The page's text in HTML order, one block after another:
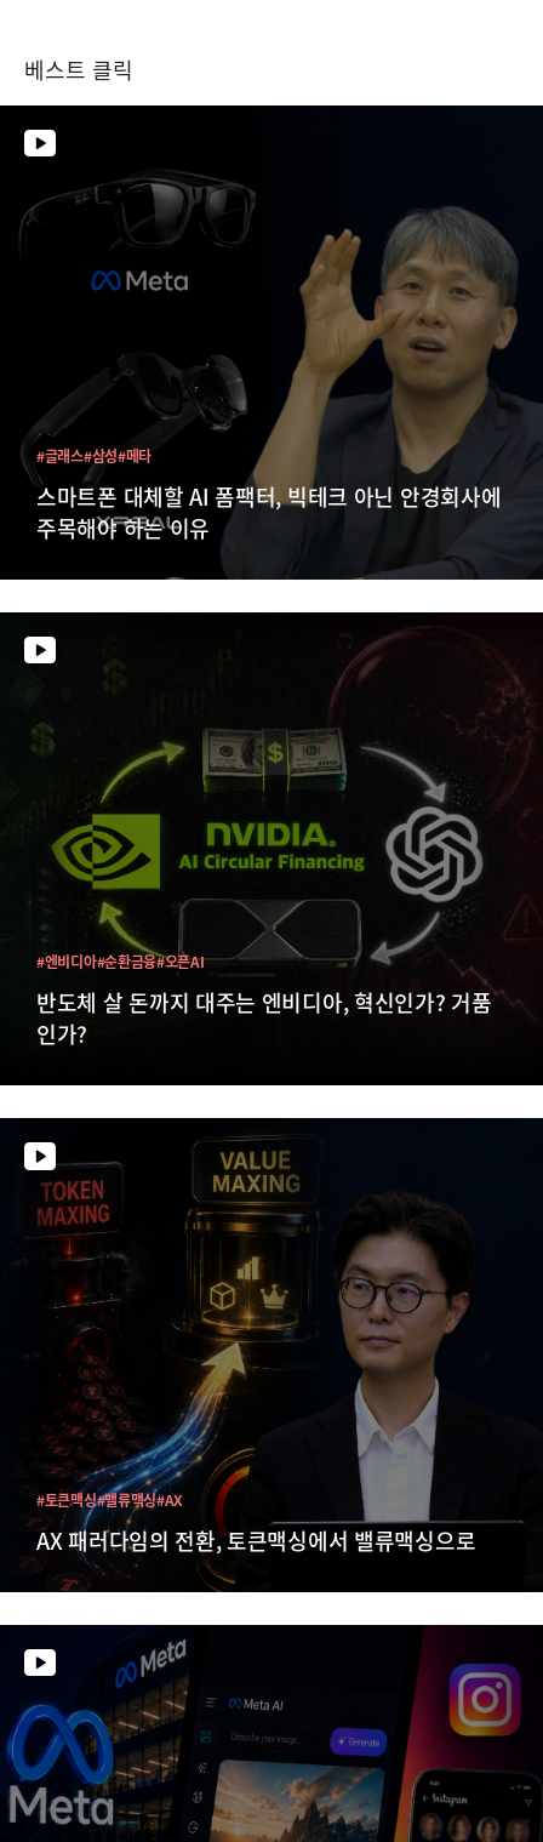
베스트 클릭
스마트폰 대체할 AI 폼팩터, 빅테크 아닌 안경회사에
주목해야 하는 이유
#글래스#삼성#메타
반도체 살 돈까지 대주는 엔비디아, 혁신인가? 거품
인가?
#엔비디아#순환금융#오픈AI
AX 패러다임의 전환, 토큰맥싱에서 밸류맥싱으로
#토큰맥싱#밸류맥싱#AX